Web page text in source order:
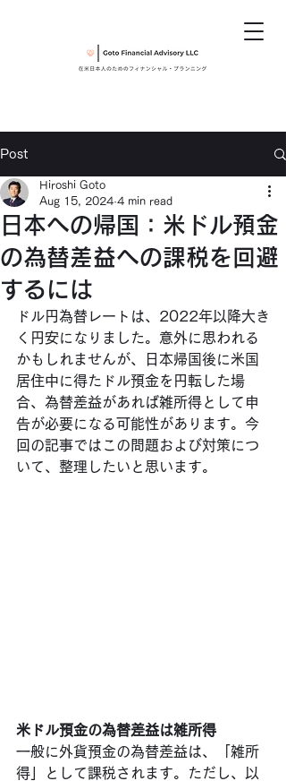
Post
日本への帰国：米ドル預金
の為替差益への課税を回避
するには
Hiroshi Goto
Aug 15, 2024 4 min read
ドル円為替レートは、2022年以降大き
く円安になりました。意外に思われる
かもしれませんが、日本帰国後に米国
居住中に得たドル預金を円転した場
合、為替差益があれば雑所得として申
告が必要になる可能性があります。今
回の記事ではこの問題および対策につ
いて、整理したいと思います。
米ドル預金の為替差益は雑所得
一般に外貨預金の為替差益は、「雑所
得」として課税されます。ただし、以